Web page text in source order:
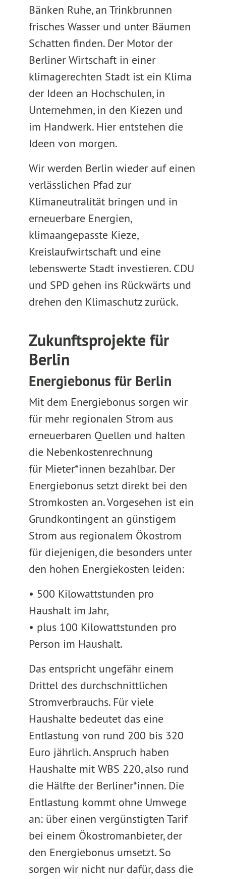
Bänken Ruhe, an Trinkbrunnen
frisches Wasser und unter Bäumen
Schatten finden. Der Motor der
Berliner Wirtschaft in einer
klimagerechten Stadt ist ein Klima
der Ideen an Hochschulen, in
Unternehmen, in den Kiezen und
im Handwerk. Hier entstehen die
Ideen von morgen.
Wir werden Berlin wieder auf einen
verlässlichen Pfad zur
Klimaneutralität bringen und in
erneuerbare Energien,
klimaangepasste Kieze,
Kreislaufwirtschaft und eine
lebenswerte Stadt investieren. CDU
und SPD gehen ins Rückwärts und
drehen den Klimaschutz zurück.
Zukunftsprojekte für
Berlin
Energiebonus für Berlin
Mit dem Energiebonus sorgen wir
für mehr regionalen Strom aus
erneuerbaren Quellen und halten
die Nebenkostenrechnung
für Mieter*innen bezahlbar. Der
Energiebonus setzt direkt bei den
Stromkosten an. Vorgesehen ist ein
Grundkontingent an günstigem
Strom aus regionalem Ökostrom
für diejenigen, die besonders unter
den hohen Energiekosten leiden:
• 500 Kilowattstunden pro
Haushalt im Jahr,
• plus 100 Kilowattstunden pro
Person im Haushalt.
Das entspricht ungefähr einem
Drittel des durchschnittlichen
Stromverbrauchs. Für viele
Haushalte bedeutet das eine
Entlastung von rund 200 bis 320
Euro jährlich. Anspruch haben
Haushalte mit WBS 220, also rund
die Hälfte der Berliner*innen. Die
Entlastung kommt ohne Umwege
an: über einen vergünstigten Tarif
bei einem Ökostromanbieter, der
den Energiebonus umsetzt. So
sorgen wir nicht nur dafür, dass die